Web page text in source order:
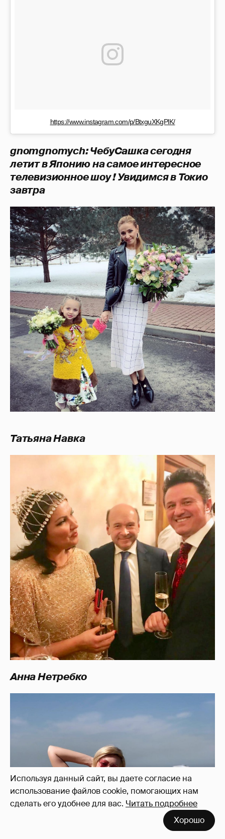
Используя данный сайт, вы даете согласие на
использование файлов cookie, помогающих нам
сделать его удобнее для вас. Читать подробнее
Хорошо
https://www.instagram.com/p/BtxguXKgPlK/
gnomgnomych: ЧебуСашка сегодня
летит в Японию на самое интересное
телевизионное шоу ! Увидимся в Токио
завтра
Татьяна Навка
Анна Нетребко